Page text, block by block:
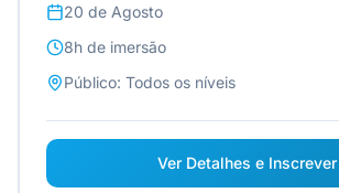
20 de Agosto
8h de imersão
Público: Todos os níveis
Ver Detalhes e Inscrever